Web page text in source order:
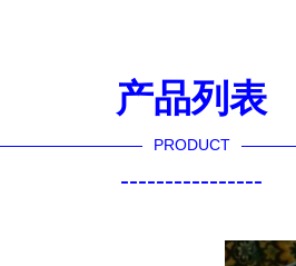
产品列表
PRODUCT
----------------